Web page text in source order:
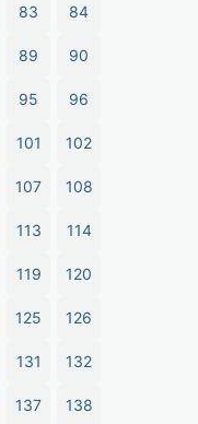
83 84
89 90
95 96
101 102
107 108
113 114
119 120
125 126
131 132
137 138